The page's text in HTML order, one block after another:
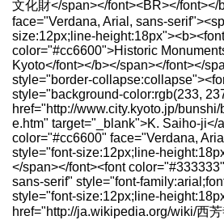
文化財</span></font><BR></font></
face="Verdana, Arial, sans-
size:12px;line-height:18px"><b><font
color="#cc6600">Historic
Kyoto</font></b></span></font></
style="border-
style="background-color:rgb(233,
href="http://www.city.kyoto.jp/
e.htm" target="_blank">K. Saiho-ji</
color="#cc6600" face="Verdana,
style="font-size:12px;line-
</span></font><font
sans-serif" style="font-
style="font-size:12px;line-
href="http://ja.wikipedia.org/wiki/西